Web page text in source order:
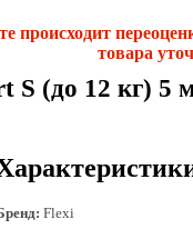
происходит
товара
S (до 12 кг) 5
Flexi